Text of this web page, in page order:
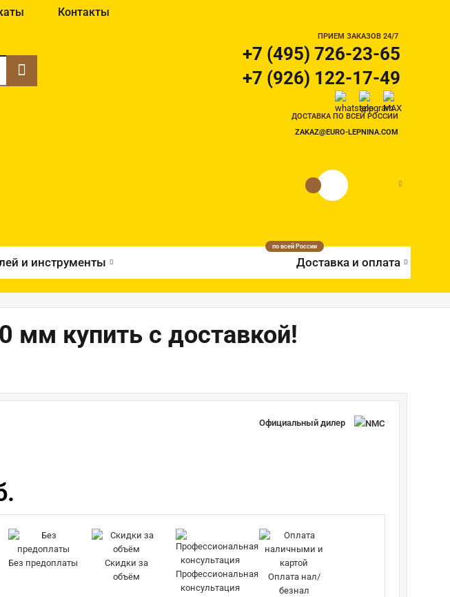
Контакты
ПРИЕМ ЗАКАЗОВ 24/7
+7 (495) 726-23-65
+7 (926) 122-17-49
ДОСТАВКА ПО ВСЕЙ РОССИИ
ZAKAZ@EURO-LEPNINA.COM
и инструменты Доставка и оплата
по всей России
мм купить с доставкой!
Официальный дилер
Без предоплаты
Скидки за
объём
Профессиональная
консультация
Оплата нал/
безнал